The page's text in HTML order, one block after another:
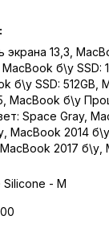
экрана 13,3
MacBook б\у SSD:
б\у SSD: 512GB
MacBook б\у
Space Gray,
MacBook 2014 б\у
MacBook 2017 б\у
Silicone - M